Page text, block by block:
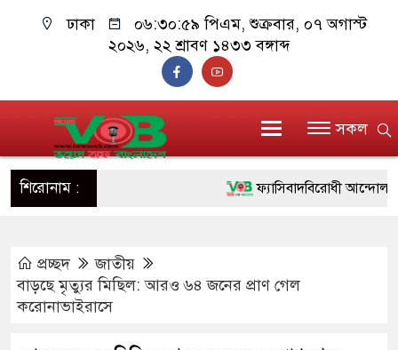
ঢাকা ০৬:৩০:৫৯ পিএম, শুক্রবার, ০৭ অগাস্ট
২০২৬, ২২ শ্রাবণ ১৪৩৩ বঙ্গাব্দ
সকল
শিরোনাম : ফ্যাসিবাদবিরোধী আন্দোলনে
প্রচ্ছদ
জাতীয়
বাড়ছে মৃত্যুর মিছিল: আরও ৬৪ জনের প্রাণ গেল
করোনাভাইরাসে